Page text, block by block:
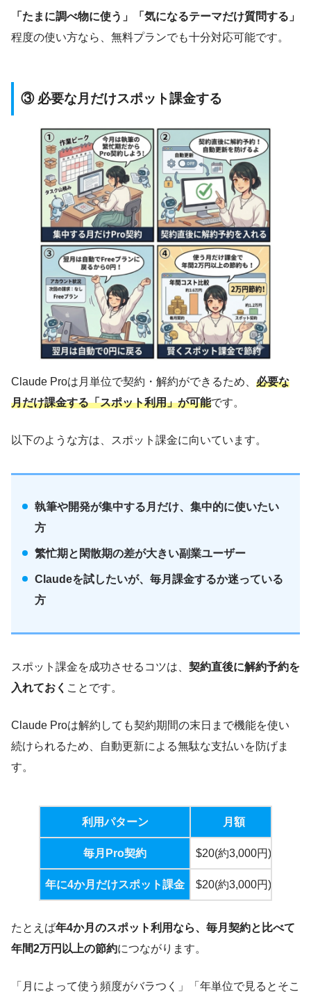
「たまに調べ物に使う」「気になるテーマだけ質問する」
程度の使い方なら、無料プランでも十分対応可能です。
③ 必要な月だけスポット課金する
Claude Proは月単位で契約・解約ができるため、 必要な
月だけ課金する「スポット利用」が可能です。
以下のような方は、スポット課金に向いています。
執筆や開発が集中する月だけ、集中的に使いたい
方
繁忙期と閑散期の差が大きい副業ユーザー
Claudeを試したいが、毎月課金するか迷っている
方
スポット課金を成功させるコツは、 契約直後に解約予約を
入れておく ことです。
Claude Proは解約しても契約期間の末日まで機能を使い
続けられるため、自動更新による無駄な支払いを防げま
す。
利用パターン 月額
毎月Pro契約 $20(約3,000円)
年に4か月だけスポット課金 $20(約3,000円)
たとえば年4か月のスポット利用なら、毎月契約と比べて
年間2万円以上の節約につながります。
「月によって使う頻度がバラつく」「年単位で見るとそこ